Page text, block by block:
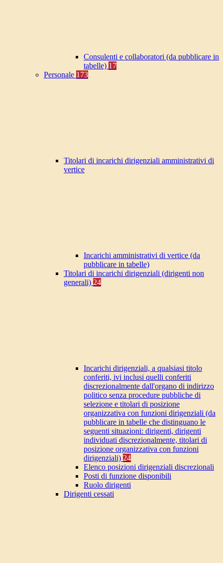
Consulenti e collaboratori (da pubblicare in
tabelle) 17
Personale 173
Titolari di incarichi dirigenziali amministrativi di
vertice
Incarichi amministrativi di vertice (da
pubblicare in tabelle)
Titolari di incarichi dirigenziali (dirigenti non
generali) 24
Incarichi dirigenziali, a qualsiasi titolo
conferiti, ivi inclusi quelli conferiti
discrezionalmente dall'organo di indirizzo
politico senza procedure pubbliche di
selezione e titolari di posizione
organizzativa con funzioni dirigenziali (da
pubblicare in tabelle che distinguano le
seguenti situazioni: dirigenti, dirigenti
individuati discrezionalmente, titolari di
posizione organizzativa con funzioni
dirigenziali) 24
Elenco posizioni dirigenziali discrezionali
Posti di funzione disponibili
Ruolo dirigenti
Dirigenti cessati